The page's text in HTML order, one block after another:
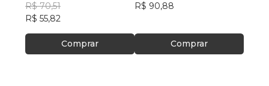
R$ 70,51
R$ 55,82
Comprar
R$ 90,88
Comprar